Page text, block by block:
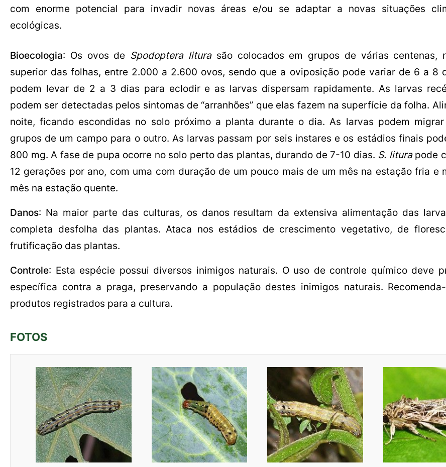
com enorme potencial para invadir novas áreas e/ou se adaptar a novas situações
ecológicas.
Bioecologia: Os ovos de Spodoptera liturasão colocados em grupos de várias centenas,
superior das folhas, entre 2.000 a 2.600 ovos, sendo que a oviposição pode variar de 6 a 8
podem levar de 2 a 3 dias para eclodir e as larvas dispersam rapidamente. As larvas
podem ser detectadas pelos sintomas de “arranhões” que elas fazem na superfície da folha.
noite, ficando escondidas no solo próximo a planta durante o dia. As larvas podem
grupos de um campo para o outro. As larvas passam por seis instares e os estádios finais
800 mg. A fase de pupa ocorre no solo perto das plantas, durando de 7-10 dias. S. liturapode
12 gerações por ano, com uma com duração de um pouco mais de um mês na estação fria e
mês na estação quente.
Danos: Na maior parte das culturas, os danos resultam da extensiva alimentação das
completa desfolha das plantas. Ataca nos estádios de crescimento vegetativo, de
frutificação das plantas.
Controle: Esta espécie possui diversos inimigos naturais. O uso de controle químico deve
específica contra a praga, preservando a população destes inimigos naturais.
produtos registrados para a cultura.
FOTOS